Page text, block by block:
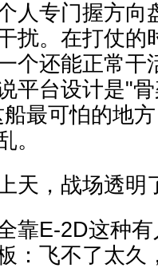
人专门握方向
扰。在打仗的
个还能正常干
平台设计是"
最可怕的地
。
天，战场透明
靠E-2D这种
：飞不了太久